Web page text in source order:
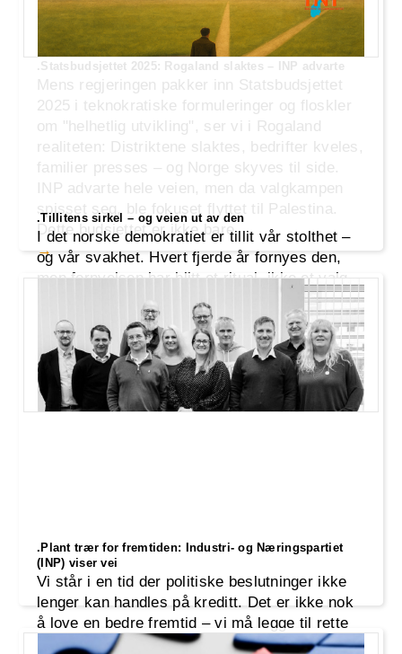
.Statsbudsjettet 2025: Rogaland slaktes – INP advarte
Mens regjeringen pakker inn Statsbudsjettet
2025 i teknokratiske formuleringer og floskler
om "helhetlig utvikling", ser vi i Rogaland
realiteten: Distriktene slaktes, bedrifter kveles,
familier presses – og Norge skyves til side.
INP advarte hele veien, men da valgkampen
spisset seg, ble fokuset flyttet til Palestina.
Dette budsjettet er ikke bare
.Tillitens sirkel – og veien ut av den
I det norske demokratiet er tillit vår stolthet –
og vår svakhet. Hvert fjerde år fornyes den,
men fornyelsen har blitt et ritual, ikke et valg.
Stortingspartiene henvender seg til velgerne
med nye løfter, men gamle brudd får sjelden
konsekvenser. Likevel gir folket sin tillit – igjen
og igjen – og sirkelen lukker seg. Er det
trygghet vi velger, el
.Plant trær for fremtiden: Industri- og Næringspartiet
(INP) viser vei
Vi står i en tid der politiske beslutninger ikke
lenger kan handles på kreditt. Det er ikke nok
å love en bedre fremtid – vi må legge til rette
for den. Industri- og Næringspartiet (INP) tar